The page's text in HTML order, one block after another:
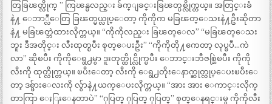
တြခြၽတ္လိုက္ ” ကြၽန္မလည္း ခ်က္ျခင္းခြၽတ္ပစ္လိုက္တယ္။ အတြင္းခံ
နဲ႔ ေဘာ္လီေတြ ခြၽတ္မယ္လုပ္ေတာ့ ကိုကိုက မခြၽတ္ေသးနဲ႔ဦးဆိုတာ
နဲ႔ မခြၽတ္ဘဲထားလိုက္တယ္။ “ကိုကိုလည္း ခြၽတ္ေလ” “မခြၽတ္ေသး
ဘူး ဒီအတိုင္း လီးထုတ္ၿပီး စုတ္ေပးဦး” “ကိုကိုတို႔ကေတာ့ လုပ္ၿပီ…ကဲ
လာ” ဆိုၿပီး ကိုကိုေရွ႕မွာ ဒူးတုတ္ထိုင္လိုက္ၿပီး ေဘာင္းဘီဇစ္ဆြဲၿပီး ကိုကို
လီးကို ထုတ္လိုက္တယ္။ ၿပီးေတာ့ လီးကို ေရွ႕တိုးေနာက္ဆုတ္လုပ္ေပးၿပီးေ
တာ့ ဒစ္ဖ်ားေလးကို လွ်ာနဲ႔ယက္ေပးလိုက္တယ္။ “အား အား ေကာင္းလိုက္
တာကြာ ေႏြးေနတာပဲ” “ႁပြတ္ ႁပြတ္ ႁပြတ္” စုတ္ေနရင္းမွ ကိုကိုလီး